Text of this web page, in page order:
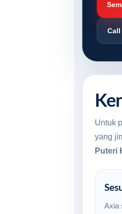
Call
Untuk
yang
Puteri
Axia